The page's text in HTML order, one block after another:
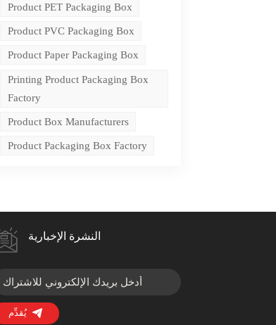
Product PET Packaging Box
Product PVC Packaging Box
Product Paper Packaging Box
Printing Product Packaging Box
Factory
Product Box Manufacturers
Product Packaging Box Factory
النشرة الإخبارية
يُقدِّم